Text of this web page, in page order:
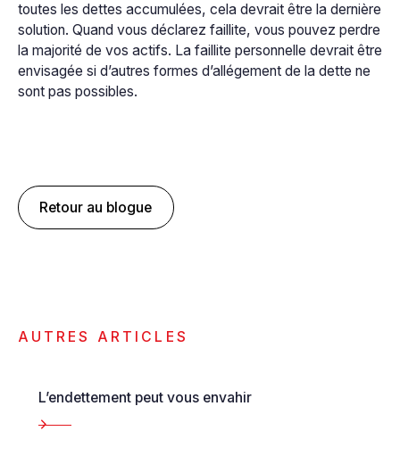
toutes les dettes accumulées, cela devrait être la dernière
solution. Quand vous déclarez faillite, vous pouvez perdre
la majorité de vos actifs. La faillite personnelle devrait être
envisagée si d’autres formes d’allégement de la dette ne
sont pas possibles.
Retour au blogue
AUTRES ARTICLES
L’endettement peut vous envahir